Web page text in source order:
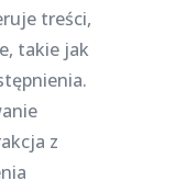
treści,
takie jak
z